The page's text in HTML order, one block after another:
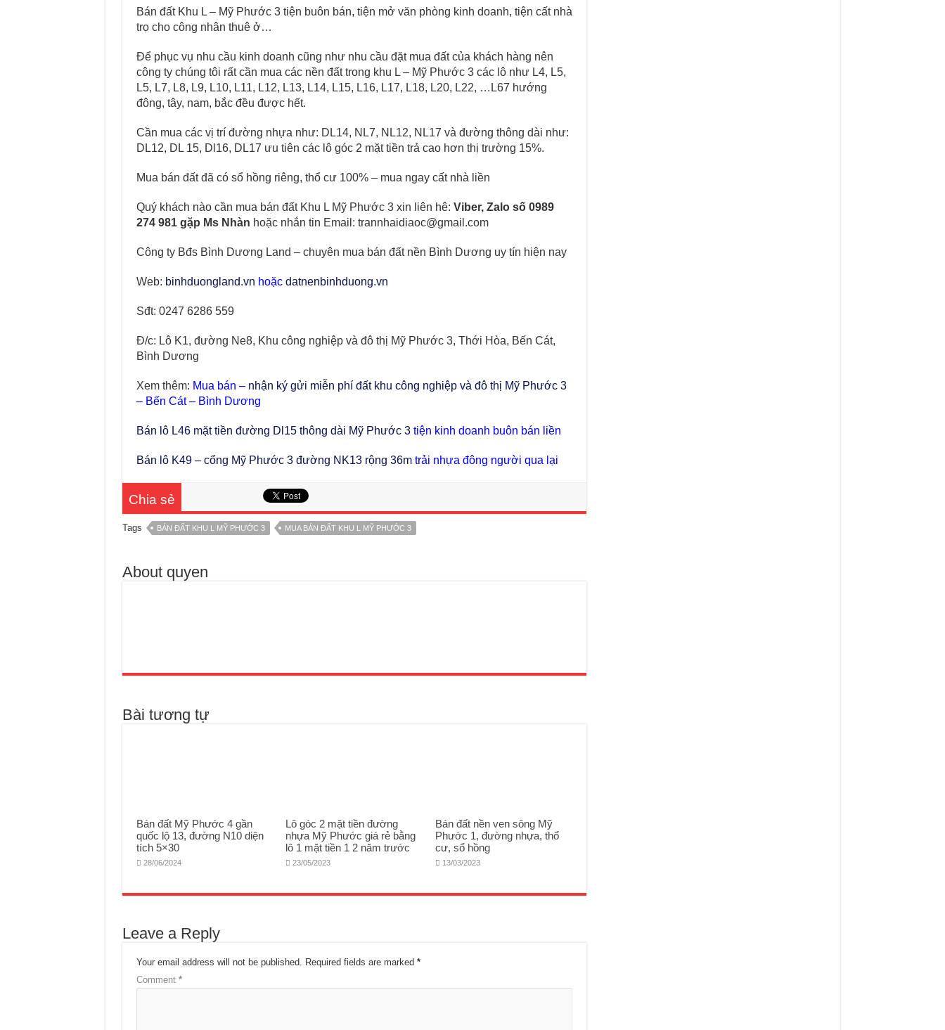
Bán đất Khu L – Mỹ Phước 3 tiện buôn bán, tiện mở văn phòng kinh doanh, tiện cất nhà
trọ cho công nhân thuê ở…
Để phục vụ nhu cầu kinh doanh cũng như nhu cầu đặt mua đất của khách hàng nên
công ty chúng tôi rất cần mua các nền đất trong khu L – Mỹ Phước 3 các lô như L4, L5,
L5, L7, L8, L9, L10, L11, L12, L13, L14, L15, L16, L17, L18, L20, L22, …L67 hướng
đông, tây, nam, bắc đều được hết.
Cần mua các vị trí đường nhựa như: DL14, NL7, NL12, NL17 và đường thông dài như:
DL12, DL 15, Dl16, DL17 ưu tiên các lô góc 2 mặt tiền trả cao hơn thị trường 15%.
Mua bán đất đã có sổ hồng riêng, thổ cư 100% – mua ngay cất nhà liền
Quý khách nào cần mua bán đất Khu L Mỹ Phước 3 xin liên hê: Viber, Zalo số 0989
274 981 gặp Ms Nhàn hoặc nhắn tin Email: trannhaidiaoc@gmail.com
Công ty Bđs Bình Dương Land – chuyên mua bán đất nền Bình Dương uy tín hiện nay
Web: binhduongland.vn hoặc datnenbinhduong.vn
Sđt: 0247 6286 559
Đ/c: Lô K1, đường Ne8, Khu công nghiệp và đô thị Mỹ Phước 3, Thới Hòa, Bến Cát,
Bình Dương
Xem thêm: Mua bán – nhận ký gửi miễn phí đất khu công nghiệp và đô thị Mỹ Phước 3
– Bến Cát – Bình Dương
Bán lô L46 mặt tiền đường Dl15 thông dài Mỹ Phước 3tiện kinh doanh buôn bán liền
Bán lô K49 – cổng Mỹ Phước 3 đường NK13 rộng 36mtrải nhựa đông người qua lại
Chia sẻ
Tags BÁN ĐẤT KHU L MỸ PHƯỚC 3 MUA BÁN ĐẤT KHU L MỸ PHƯỚC 3
About quyen
Bài tương tự
Bán đất Mỹ Phước 4 gần
quốc lộ 13, đường N10 diện
tích 5×30
28/06/2024
Lô góc 2 mặt tiền đường
nhựa Mỹ Phước giá rẻ bằng
lô 1 mặt tiền 1 2 năm trước
23/05/2023
Bán đất nền ven sông Mỹ
Phước 1, đường nhựa, thổ
cư, sổ hồng
13/03/2023
Leave a Reply
Your email address will not be published. Required fields are marked *
Comment *